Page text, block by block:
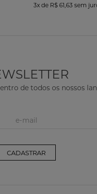
3xde R$ 61,63 sem
de todos os nossos
CADASTRAR